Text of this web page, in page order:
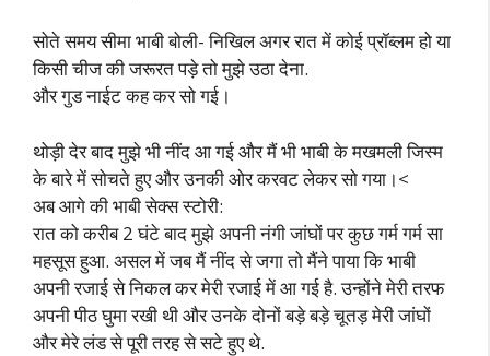
सोते समय सीमा भाबी बोली- निखिल अगर रात में कोई प्रॉब्लम हो या
किसी चीज की जरूरत पड़े तो मुझे उठा देना.
और गुड नाईट कह कर सो गई।
थोड़ी देर बाद मुझे भी नींद आ गई और मैं भी भाबी के मखमली जिस्म
के बारे में सोचते हुए और उनकी ओर करवट लेकर सो गया।<
अब आगे की भाबी सेक्स स्टोरी:
रात को करीब 2 घंटे बाद मुझे अपनी नंगी जांघों पर कुछ गर्म गर्म सा
महसूस हुआ. असल में जब मैं नींद से जगा तो मैंने पाया कि भाबी
अपनी रजाई से निकल कर मेरी रजाई में आ गई है. उन्होंने मेरी तरफ
अपनी पीठ घुमा रखी थी और उनके दोनों बड़े बड़े चूतड़ मेरी जांघों
और मेरे लंड से पूरी तरह से सटे हुए थे.